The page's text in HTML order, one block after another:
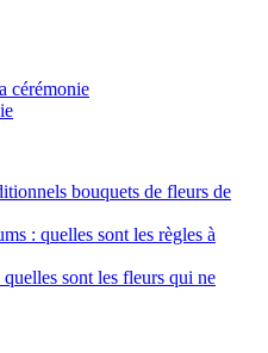
cérémonie
bouquets de fleurs de
: quelles sont les règles à
sont les fleurs qui ne